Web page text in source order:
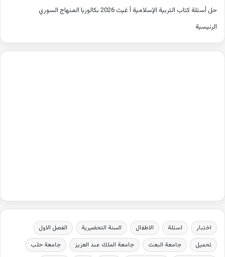
حل أسئلة كتاب التربية الإسلامية أ غيث 2026 بكالوريا المنهاج السوري
الرئيسية
اختبار اسئلة الاطفال السنة التحضيرية
الفصل الاول
تحميل
جامعة البعث جامعة الملك عبد العزيز
جامعة حلب